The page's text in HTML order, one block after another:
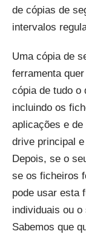
de cópias de
intervalos
Uma cópia de
ferramenta
cópia de tudo o
incluindo os
aplicações e
drive principal
Depois, se o
se os ficheiros
pode usar esta
individuais ou
Sabemos que